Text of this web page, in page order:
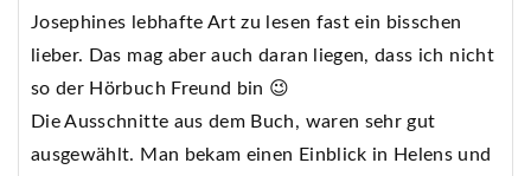
Josephines lebhafte Art zu lesen fast ein bisschen
lieber. Das mag aber auch daran liegen, dass ich nicht
so der Hörbuch Freund bin 😉
Die Ausschnitte aus dem Buch, waren sehr gut
ausgewählt. Man bekam einen Einblick in Helens und